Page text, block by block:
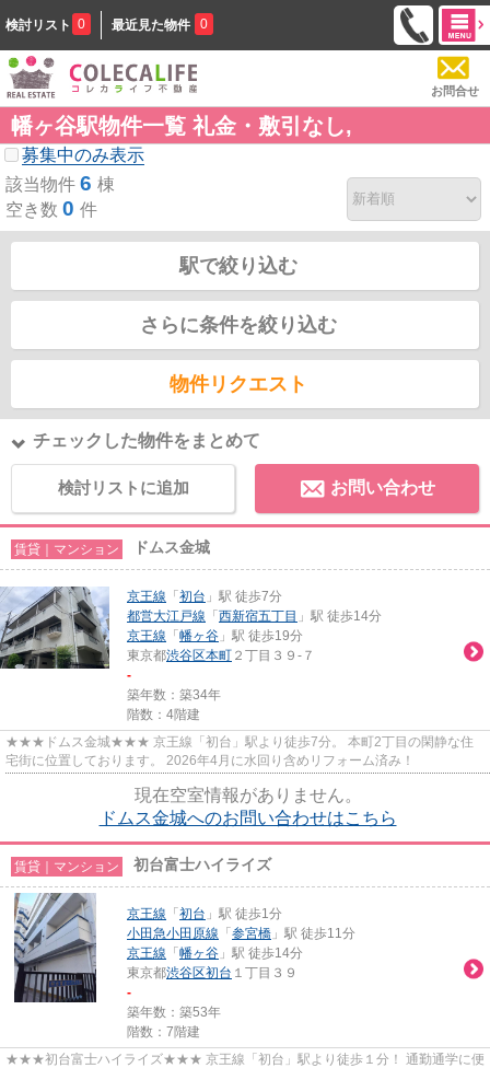
検討リスト 0 最近見た物件 0
お問合せ
幡ヶ谷駅物件一覧 礼金・敷引なし,
募集中のみ表示
該当物件 6 棟
空き数 0 件
駅で絞り込む
さらに条件を絞り込む
物件リクエスト
チェックした物件をまとめて
検討リストに追加 お問い合わせ
賃貸｜マンション ドムス金城
京王線 「 初台 」駅 徒歩7分
都営大江戸線 「 西新宿五丁目 」駅 徒歩14分
京王線 「 幡ヶ谷 」駅 徒歩19分
東京都渋谷区本町 ２丁目３９-７
-
築年数：築34年
階数：4階建
★★★ドムス金城★★★ 京王線「初台」駅より徒歩7分。 本町2丁目の閑静な住
宅街に位置しております。 2026年4月に水回り含めリフォーム済み！
現在空室情報がありません。
ドムス金城へのお問い合わせはこちら
賃貸｜マンション 初台富士ハイライズ
京王線 「 初台 」駅 徒歩1分
小田急小田原線 「 参宮橋 」駅 徒歩11分
京王線 「 幡ヶ谷 」駅 徒歩14分
東京都渋谷区初台 １丁目３９
-
築年数：築53年
階数：7階建
★★★初台富士ハイライズ★★★ 京王線「初台」駅より徒歩１分！ 通勤通学に便